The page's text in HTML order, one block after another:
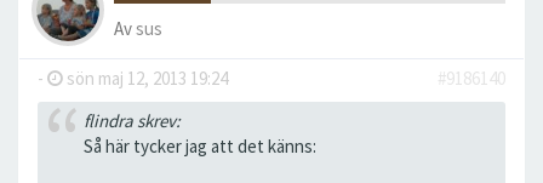
Avsus
- sön maj 12, 2013 19:24
#9186140
flindra skrev:
Så här tycker jag att det känns: